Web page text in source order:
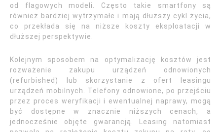
od flagowych modeli. Często takie smartfony są
również bardziej wytrzymałe i mają dłuższy cykl życia,
co przekłada się na niższe koszty eksploatacji w
dłuższej perspektywie.
Kolejnym sposobem na optymalizację kosztów jest
rozważenie zakupu urządzeń odnowionych
(refurbished) lub skorzystanie z ofert leasingu
urządzeń mobilnych. Telefony odnowione, po przejściu
przez proces weryfikacji i ewentualnej naprawy, mogą
być dostępne w znacznie niższych cenach, a
jednocześnie objęte gwarancją. Leasing natomiast